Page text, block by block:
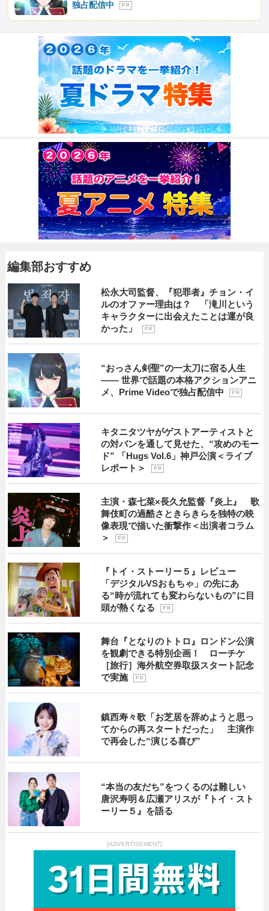
独占配信中
P R
編集部おすすめ
松永大司監督、『犯罪者』チョン・イ
ルのオファー理由は？ 「滝川という
キャラクターに出会えたことは運が良
かった」
P R
“おっさん剣聖”の一太刀に宿る人生
―― 世界で話題の本格アクションアニ
メ、Prime Videoで独占配信中
P R
キタニタツヤがゲストアーティストと
の対バンを通して見せた、“攻めのモー
ド” 「Hugs Vol.6」神戸公演＜ライブ
レポート＞
P R
主演・森七菜×長久允監督『炎上』 歌
舞伎町の過酷さときらきらを独特の映
像表現で描いた衝撃作＜出演者コラム
＞
P R
『トイ・ストーリー５』レビュー
「デジタルVSおもちゃ」の先にあ
る“時が流れても変わらないもの”に目
頭が熱くなる
P R
舞台『となりのトトロ』ロンドン公演
を観劇できる特別企画！ ローチケ
［旅行］海外航空券取扱スタート記念
で実施
P R
鎮西寿々歌「お芝居を辞めようと思っ
てからの再スタートだった」 主演作
で再会した“演じる喜び”
“本当の友だち”をつくるのは難しい
唐沢寿明＆広瀬アリスが『トイ・スト
ーリー５』を語る
[ADVERTISEMENT]